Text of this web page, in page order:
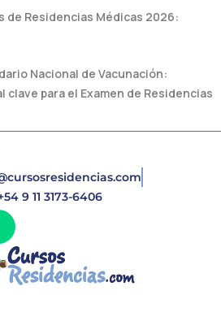
de Residencias Médicas 2026:
Nacional de Vacunación:
clave para el Examen de Residencias
9 11 3173-6406